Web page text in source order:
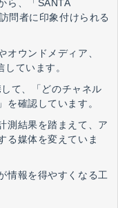
ら、「SANTA
問者に印象付けられる
オウンドメディア、
ています。
て、「どのチャネル
を確認しています。
測結果を踏まえて、ア
る媒体を変えていま
情報を得やすくなる工